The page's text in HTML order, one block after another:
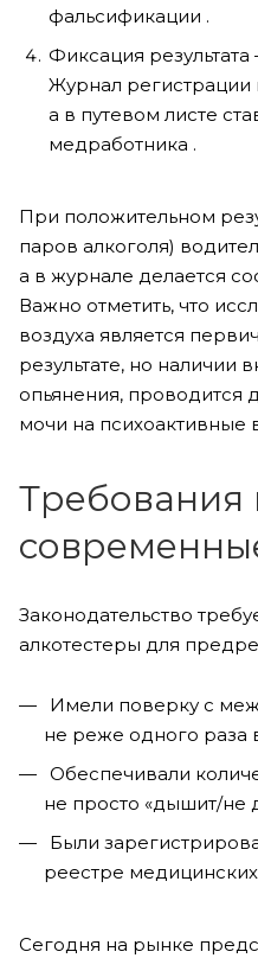
фальсификации .
Фиксация
Журнал
а в путевом листе
медработника .
При положительном
паров алкоголя)
а в журнале делается
Важно отметить, что
воздуха является
результате, но наличии
опьянения, проводится
мочи на психоактивные
Законодательство
алкотестеры для
Имели поверку с
не реже одного раза
Обеспечивали
не просто «дышит/не
Были
реестре
Сегодня на рынке